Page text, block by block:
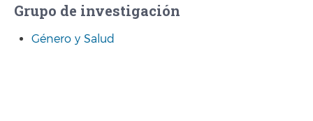
Grupo de investigación
Género y Salud